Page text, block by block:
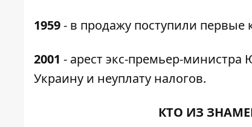
1959- в продажу поступили первые
2001 - арест экс-премьер-министра
Украину и неуплату налогов.
КТО ИЗ